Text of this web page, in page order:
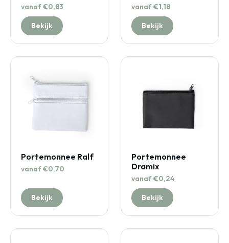
vanaf €0,83
Bekijk
vanaf €1,18
Bekijk
Portemonnee Ralf
vanaf €0,70
Bekijk
Portemonnee
Dramix
vanaf €0,24
Bekijk